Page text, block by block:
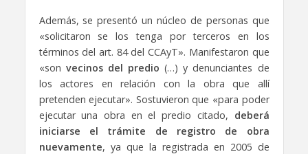
Además, se presentó un núcleo de personas que
«solicitaron se los tenga por terceros en los
términos del art. 84 del CCAyT». Manifestaron que
«son vecinos del predio (…) y denunciantes de
los actores en relación con la obra que allí
pretenden ejecutar». Sostuvieron que «para poder
ejecutar una obra en el predio citado, deberá
iniciarse el trámite de registro de obra
nuevamente, ya que la registrada en 2005 de